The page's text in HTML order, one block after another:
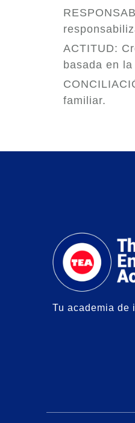
ACTITUD:
basada en
familiar.
Tu academia de